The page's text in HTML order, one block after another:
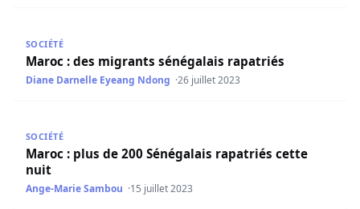
SOCIÉTÉ
Maroc : des migrants sénégalais rapatriés
Diane Darnelle Eyeang Ndong 26 juillet 2023
SOCIÉTÉ
Maroc : plus de 200 Sénégalais rapatriés cette
nuit
Ange-Marie Sambou 15 juillet 2023